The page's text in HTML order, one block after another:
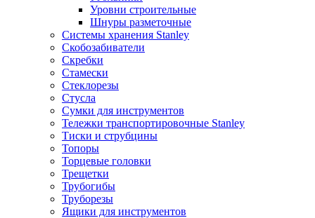
Уровни строительные
Шнуры разметочные
Системы хранения Stanley
Скобозабиватели
Скребки
Стамески
Стеклорезы
Стусла
Сумки для инструментов
Тележки транспортировочные Stanley
Тиски и струбцины
Топоры
Торцевые головки
Трещетки
Трубогибы
Труборезы
Ящики для инструментов